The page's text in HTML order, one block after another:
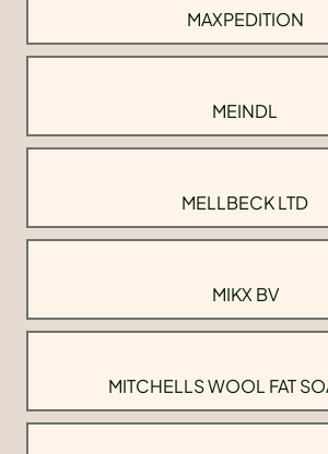
MAXPEDITION
MEINDL
MELLBECK LTD
MIKX BV
MITCHELLS WOOL FAT